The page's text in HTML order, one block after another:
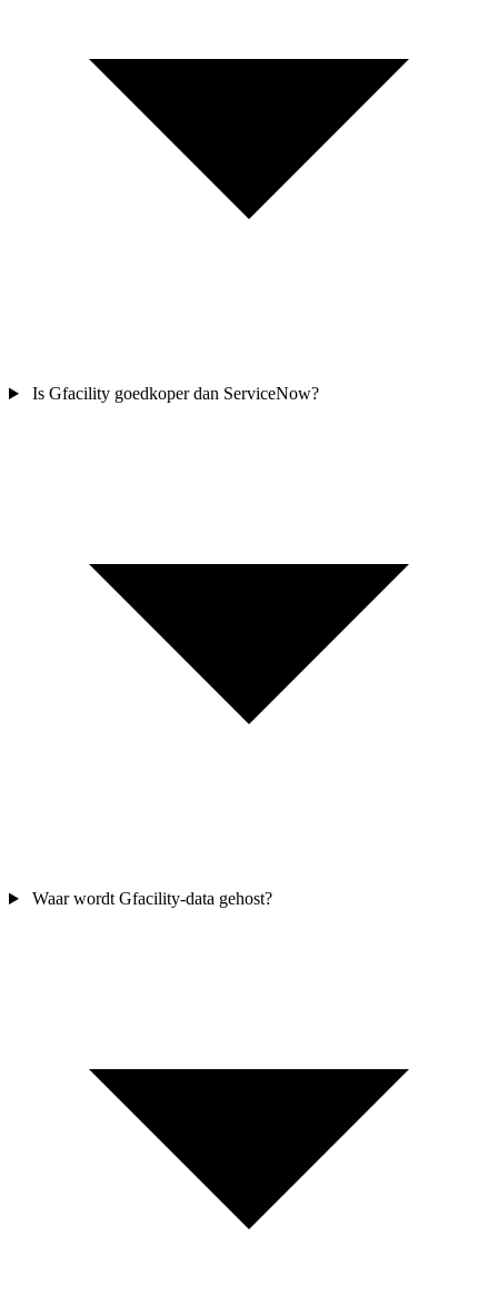
Is Gfacility goedkoper dan ServiceNow?
Waar wordt Gfacility-data gehost?